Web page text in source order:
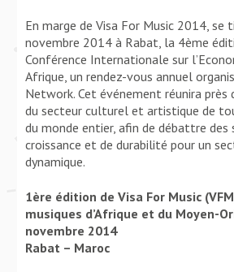
En marge de Visa For Music 2014, se
novembre 2014 à Rabat, la 4ème
Conférence Internationale sur
Afrique, un rendez-vous annuel
Network. Cet événement réunira
du secteur culturel et artistique de
du monde entier, afin de débattre des
croissance et de durabilité pour un
dynamique.
1ère édition de Visa For Music
musiques d’Afrique et du Moyen-
novembre 2014
Rabat – Maroc